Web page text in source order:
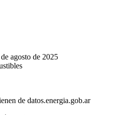
de agosto de 2025
de datos.energia.gob.ar